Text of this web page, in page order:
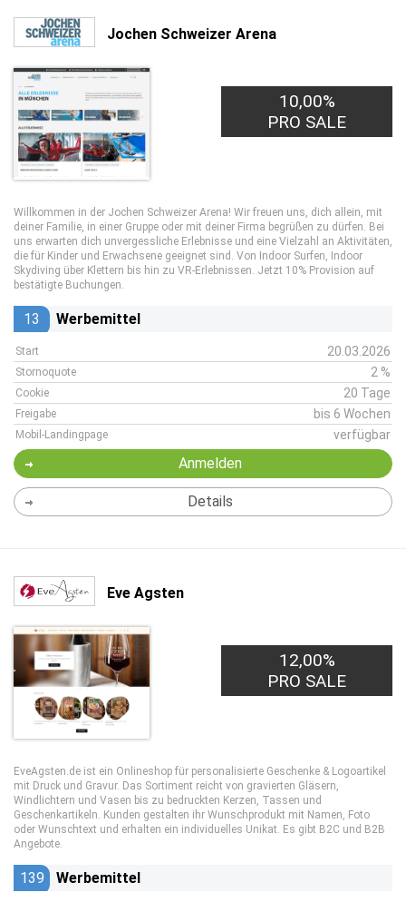
Jochen Schweizer Arena
10,00%
PRO SALE
Willkommen in der Jochen Schweizer Arena! Wir freuen uns, dich allein, mit
deiner Familie, in einer Gruppe oder mit deiner Firma begrüßen zu dürfen. Bei
uns erwarten dich unvergessliche Erlebnisse und eine Vielzahl an Aktivitäten,
die für Kinder und Erwachsene geeignet sind. Von Indoor Surfen, Indoor
Skydiving über Klettern bis hin zu VR-Erlebnissen. Jetzt 10% Provision auf
bestätigte Buchungen.
13 Werbemittel
Start 20.03.2026
Stornoquote 2 %
Cookie 20 Tage
Freigabe bis 6 Wochen
Mobil-Landingpage verfügbar
Anmelden
Details
Eve Agsten
12,00%
PRO SALE
EveAgsten.de ist ein Onlineshop für personalisierte Geschenke & Logoartikel
mit Druck und Gravur. Das Sortiment reicht von gravierten Gläsern,
Windlichtern und Vasen bis zu bedruckten Kerzen, Tassen und
Geschenkartikeln. Kunden gestalten ihr Wunschprodukt mit Namen, Foto
oder Wunschtext und erhalten ein individuelles Unikat. Es gibt B2C und B2B
Angebote.
139 Werbemittel